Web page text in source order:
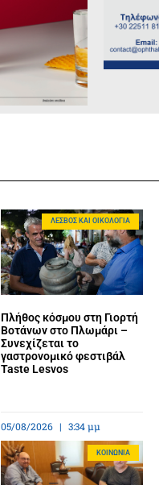
ΛΈΣΒΟΣ ΚΑΙ ΟΙΚΟΛΟΓΊΑ
Πλήθος κόσμου στη Γιορτή
Βοτάνων στο Πλωμάρι –
Συνεχίζεται το
γαστρονομικό φεστιβάλ
Taste Lesvos
05/08/2026 3:34 μμ
ΚΟΙΝΩΝΊΑ